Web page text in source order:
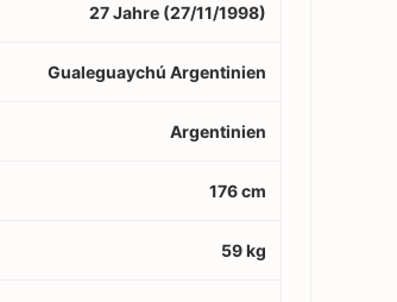
27 Jahre (27/11/1998)
Gualeguaychú Argentinien
Argentinien
176 cm
59 kg